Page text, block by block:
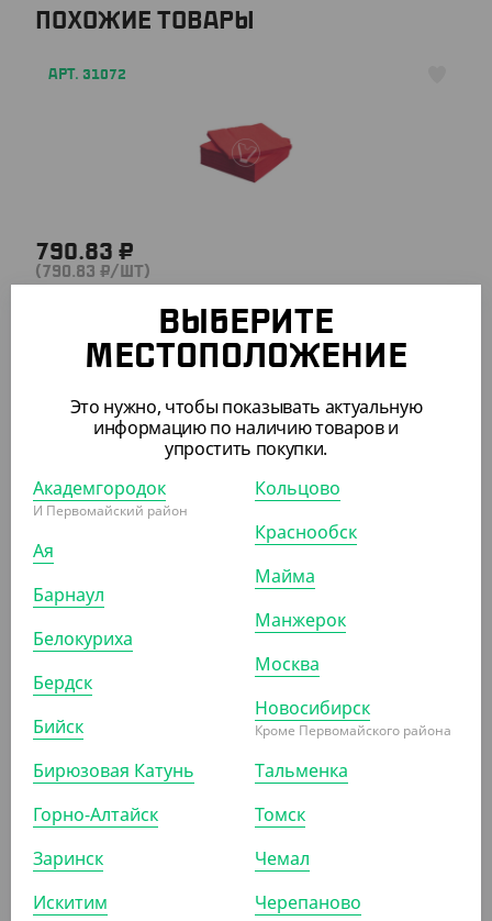
ПОХОЖИЕ ТОВАРЫ
АРТ. 31072
790.83 ₽
(790.83 ₽/ШТ)
АРТ. 3103509
(16.94 ₽/ШТ)
Салфетки НЕГА 75 л./1сл. , синие
ШТ
АРТ. 31034
ВЫБЕРИТЕ
МЕСТОПОЛОЖЕНИЕ
Это нужно, чтобы показывать актуальную
информацию по наличию товаров и
упростить покупки.
Академгородок
И Первомайский район
Ая
Барнаул
Белокуриха
Бердск
Бийск
Бирюзовая Катунь
Горно-Алтайск
Заринск
Искитим
Кольцово
Краснообск
Майма
Манжерок
Москва
Новосибирск
Кроме Первомайского района
Тальменка
Томск
Чемал
Черепаново